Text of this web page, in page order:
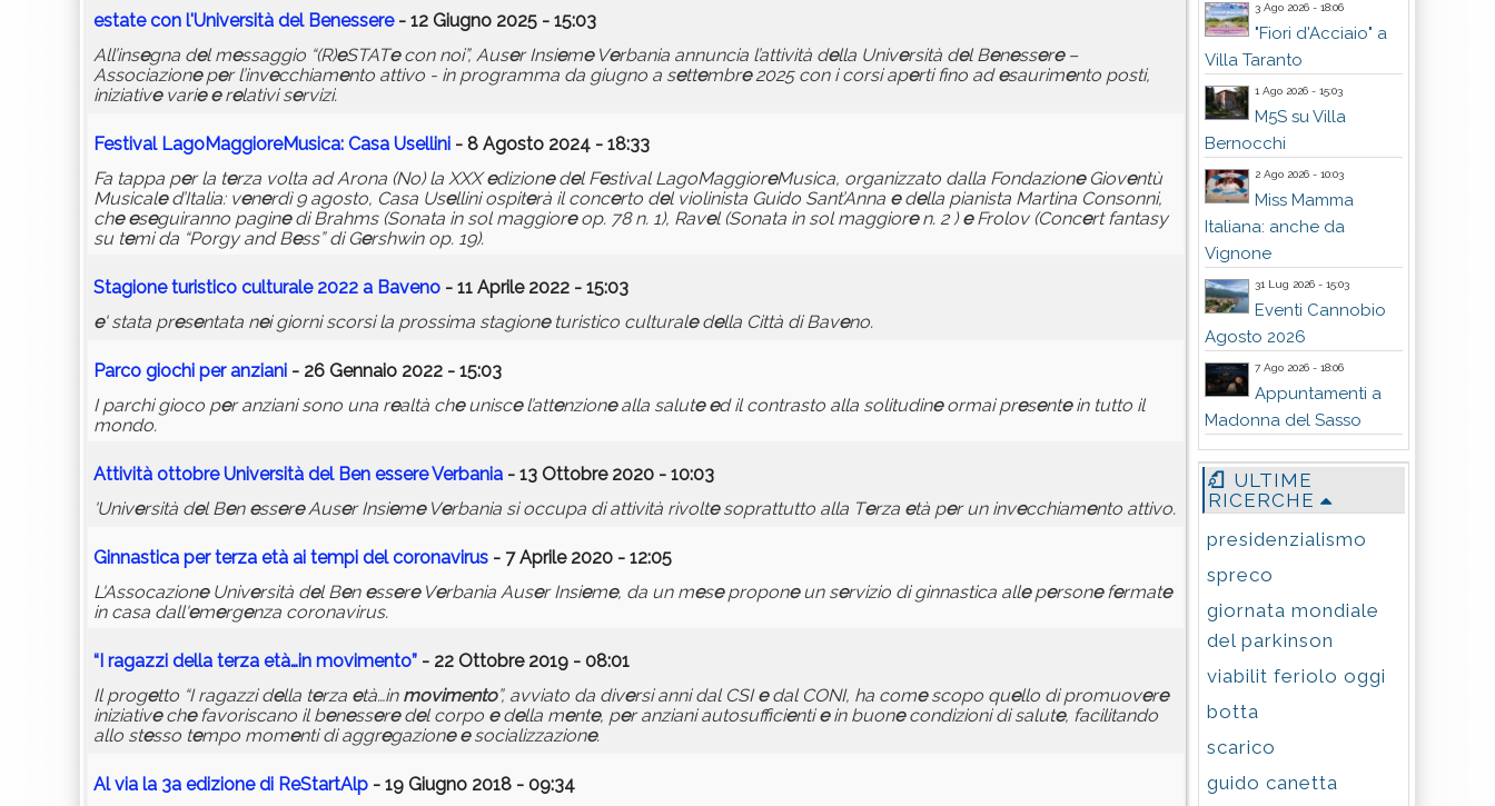
estatecon l'Università del Benessere- 12 Giugno 2025 - 15:03
All’insegna del messaggio “(R)eSTATecon noi”, Auser InsiemeVerbania annuncia l’attività della Università del Benessere–
Associazioneper l’invecchiamento attivo - in programma da giugno a settembre2025 con i corsi aperti fino adesaurimento posti,
iniziativevarie erelativi servizi.
Festival LagoMaggioreMusica: Casa Usellini - 8 Agosto 2024 - 18:33
Fa tappa per la terza volta ad Arona (No) la XXXedizionedel Festival LagoMaggioreMusica, organizzato dalla FondazioneGioventù
Musicaled’Italia: venerdì 9 agosto, Casa Usellini ospiterà il concerto del violinista Guido Sant’Anna edella pianista Martina Consonni,
che eseguiranno paginedi Brahms (Sonata in sol maggioreop. 78 n. 1), Ravel (Sonata in sol maggioren. 2 )eFrolov (Concert fantasy
su temi da “Porgy and Bess” di Gershwin op. 19).
Stagioneturistico culturale2022 a Baveno - 11 Aprile 2022 - 15:03
e' stata presentata nei giorni scorsi la prossima stagioneturistico culturaledella Città di Baveno.
Parco giochi per anziani - 26 Gennaio 2022 - 15:03
I parchi gioco per anziani sono una realtà cheuniscel’attenzionealla salute ed il contrasto alla solitudineormai presentein tutto il
mondo.
Attività ottobreUniversità del Ben essereVerbania - 13 Ottobre 2020 - 10:03
'Università del Ben essereAuser InsiemeVerbania si occupa di attività rivoltesoprattutto alla Terza età per un invecchiamento attivo.
Ginnastica per terza età ai tempi del coronavirus - 7 Aprile 2020 - 12:05
L'AssocazioneUniversità del Ben essereVerbania Auser Insieme, da un meseproponeun servizio di ginnastica allepersonefermate
in casa dall'emergenza coronavirus.
“I ragazzi della terza età…in movimento” - 22 Ottobre 2019 - 08:01
Il progetto “I ragazzi della terza età…in movimento”, avviato da diversi anni dal CSIedal CONI, ha comescopo quello di promuovere
iniziativechefavoriscano il benesseredel corpo edella mente, per anziani autosufficientiein buonecondizioni di salute, facilitando
allo stesso tempo momenti di aggregazione esocializzazione.
Al via la 3a edizionedi ReStartAlp - 19 Giugno 2018 - 09:34
3 Ago 2026 - 18:06
"Fiori d'Acciaio" a
Villa Taranto
1 Ago 2026 - 15:03
M5S su Villa
Bernocchi
2 Ago 2026 - 10:03
Miss Mamma
Italiana: anche da
Vignone
31 Lug 2026 - 15:03
Eventi Cannobio
Agosto 2026
7 Ago 2026 - 18:06
Appuntamenti a
Madonna del Sasso
ULTIME
RICERCHE
presidenzialismo
spreco
giornata mondiale
del parkinson
viabilit feriolo oggi
botta
scarico
guido canetta